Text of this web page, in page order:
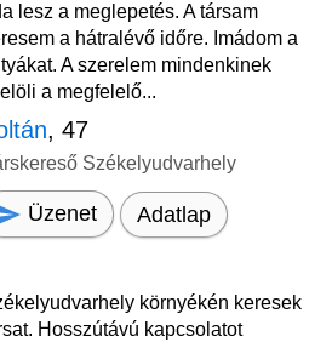
lesz a meglepetés. A társam
a hátralévő időre. Imádom a
A szerelem mindenkinek
a megfelelő...
, 47
Székelyudvarhely
Üzenet Adatlap
környékén keresek
Hosszútávú kapcsolatot